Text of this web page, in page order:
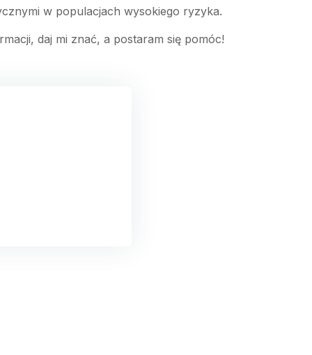
w populacjach wysokiego ryzyka.
daj mi znać, a postaram się pomóc!